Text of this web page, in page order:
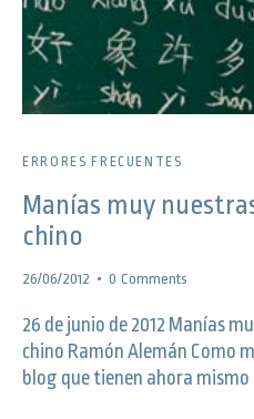
ERRORES FRECUENTES
Manías muy
chino
26/06/2012 0 Comments
26 de junio de 2012 Manías
chino Ramón Alemán Como
blog que tienen ahora